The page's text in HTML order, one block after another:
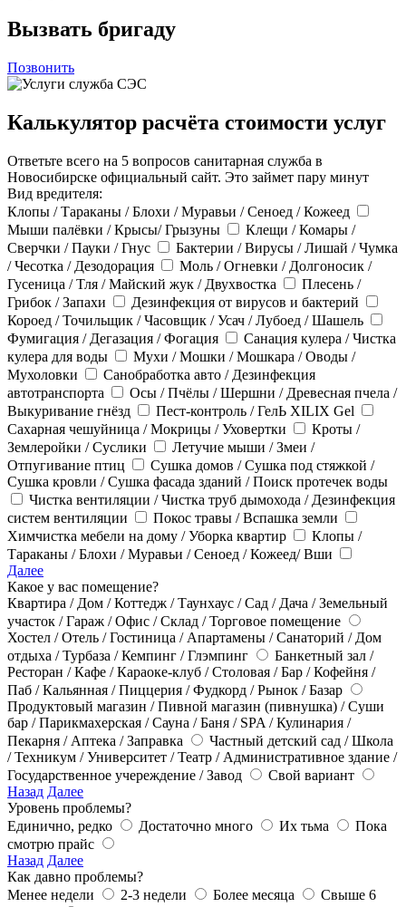
Вызвать бригаду
Позвонить
Калькулятор расчёта стоимости услуг
Ответьте всего на 5 вопросов санитарная служба в
Новосибирске официальный сайт. Это займет пару минут
Вид вредителя:
Клопы / Тараканы / Блохи / Муравьи / Сеноед / Кожеед
Мыши палёвки / Крысы/ Грызуны
Клещи / Комары /
Сверчки / Пауки / Гнус
Бактерии / Вирусы / Лишай / Чумка
/ Чесотка / Дезодорация
Моль / Огневки / Долгоносик /
Гусеница / Тля / Майский жук / Двухвостка
Плесень /
Грибок / Запахи
Дезинфекция от вирусов и бактерий
Короед / Точильщик / Часовщик / Усач / Лубоед / Шашель
Фумигация / Дегазация / Фогация
Санация кулера / Чистка
кулера для воды
Мухи / Мошки / Мошкара / Оводы /
Мухоловки
Санобработка авто / Дезинфекция
автотранспорта
Осы / Пчёлы / Шершни / Древесная пчела /
Выкуривание гнёзд
Пест-контроль / ГелЬ XILIX Gel
Сахарная чешуйница / Мокрицы / Уховертки
Кроты /
Землеройки / Суслики
Летучие мыши / Змеи /
Отпугивание птиц
Сушка домов / Сушка под стяжкой /
Сушка кровли / Сушка фасада зданий / Поиск протечек воды
Чистка вентиляции / Чистка труб дымохода / Дезинфекция
систем вентиляции
Покос травы / Вспашка земли
Химчистка мебели на дому / Уборка квартир
Клопы /
Тараканы / Блохи / Муравьи / Сеноед / Кожеед/ Вши
Далее
Какое у вас помещение?
Квартира / Дом / Коттедж / Таунхаус / Сад / Дача / Земельный
участок / Гараж / Офис / Склад / Торговое помещение
Хостел / Отель / Гостиница / Апартамены / Санаторий / Дом
отдыха / Турбаза / Кемпинг / Глэмпинг
Банкетный зал /
Ресторан / Кафе / Караоке-клуб / Столовая / Бар / Кофейня /
Паб / Кальянная / Пиццерия / Фудкорд / Рынок / Базар
Продуктовый магазин / Пивной магазин (пивнушка) / Суши
бар / Парикмахерская / Сауна / Баня / SPA / Кулинария /
Пекарня / Аптека / Заправка
Частный детский сад / Школа
/ Техникум / Университет / Театр / Административное здание /
Государственное учереждение / Завод
Свой вариант
Назад Далее
Уровень проблемы?
Единично, редко
Достаточно много Их тьма
Пока
смотрю прайс
Назад Далее
Как давно проблемы?
Менее недели
2-3 недели Более месяца
Свыше 6